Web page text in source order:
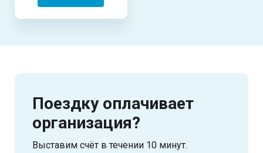
Поездку оплачивает
организация?
Выставим счёт в течении 10 минут.